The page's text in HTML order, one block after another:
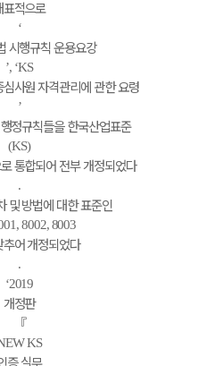
표적으로
‘
시행규칙 운용요강
’, ‘KS
사원 자격관리에 관한 요령
’
정규칙들을 한국산업표준
(KS)
통합되어 전부 개정되었다
.
및 방법에 대한 표준인
8002, 8003
어 개정되었다
.
‘2019
개정판
『
KS
증 실무